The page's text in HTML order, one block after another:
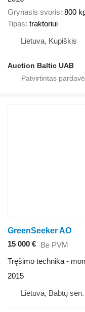
Grynasis svoris 800
Tipas traktoriui
Lietuva, Kupiškis
Auction Baltic UAB
GreenSeeker AO
15 000 € Be PVM
Tręšimo technika -
2015
Lietuva, Babtų sen.